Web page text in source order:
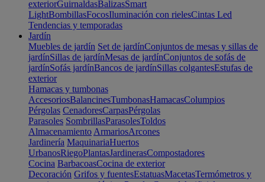
exteriorGuirnaldasBalizasSmart
LightBombillasFocosIluminación con rielesCintas Led
Tendencias y temporadas
Jardín
Muebles de jardín Set de jardínConjuntos de mesas y sillas de
jardínSillas de jardínMesas de jardínConjuntos de sofás de
jardínSofás jardínBancos de jardínSillas colgantesEstufas de
exterior
Hamacas y tumbonas
AccesoriosBalancinesTumbonasHamacasColumpios
Pérgolas CenadoresCarpasPérgolas
Parasoles SombrillasParasolesToldos
Almacenamiento ArmariosArcones
Jardinería MaquinariaHuertos
UrbanosRiegoPlantasJardinerasCompostadores
Cocina BarbacoasCocina de exterior
Decoración Grifos y fuentesEstatuasMacetasTermómetros y